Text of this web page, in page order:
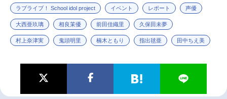
ラブライブ！ School idol project イベント レポート 声優
大西亜玖璃 相良茉優 前田佳織里 久保田未夢
村上奈津実 鬼頭明里 楠木ともり 指出毬亜 田中ちえ美